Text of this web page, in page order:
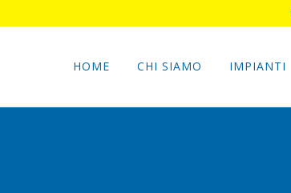
HOME CHI SIAMO IMPIANTI